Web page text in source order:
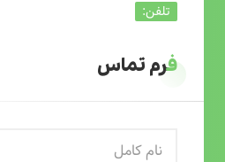
تلفن:
فرم تماس